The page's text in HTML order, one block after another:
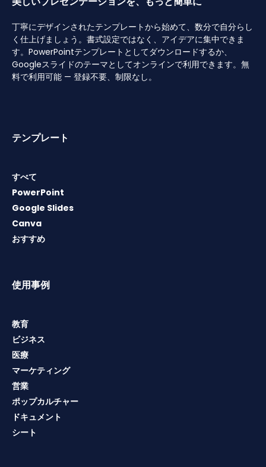
丁寧にデザインされたテンプレートから始めて、数分で自分らし
く仕上げましょう。書式設定ではなく、アイデアに集中できま
す。PowerPointテンプレートとしてダウンロードするか、
Googleスライドのテーマとしてオンラインで利用できます。無
料で利用可能 — 登録不要、制限なし。
テンプレート
すべて
PowerPoint
Google Slides
Canva
おすすめ
使用事例
教育
ビジネス
医療
マーケティング
営業
ポップカルチャー
ドキュメント
シート